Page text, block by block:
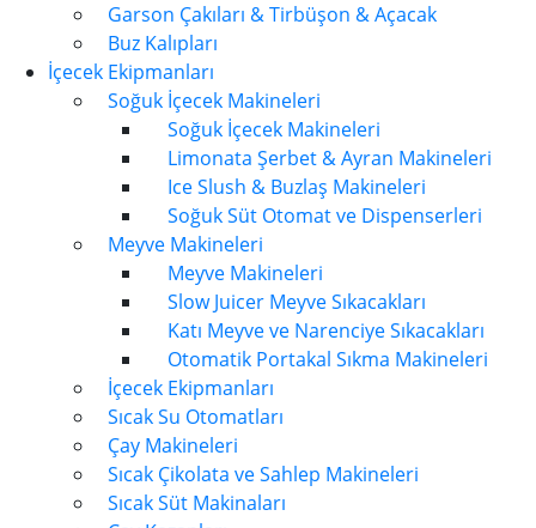
Garson Çakıları & Tirbüşon & Açacak
Buz Kalıpları
İçecek Ekipmanları
Soğuk İçecek Makineleri
Soğuk İçecek Makineleri
Limonata Şerbet & Ayran Makineleri
Ice Slush & Buzlaş Makineleri
Soğuk Süt Otomat ve Dispenserleri
Meyve Makineleri
Meyve Makineleri
Slow Juicer Meyve Sıkacakları
Katı Meyve ve Narenciye Sıkacakları
Otomatik Portakal Sıkma Makineleri
İçecek Ekipmanları
Sıcak Su Otomatları
Çay Makineleri
Sıcak Çikolata ve Sahlep Makineleri
Sıcak Süt Makinaları